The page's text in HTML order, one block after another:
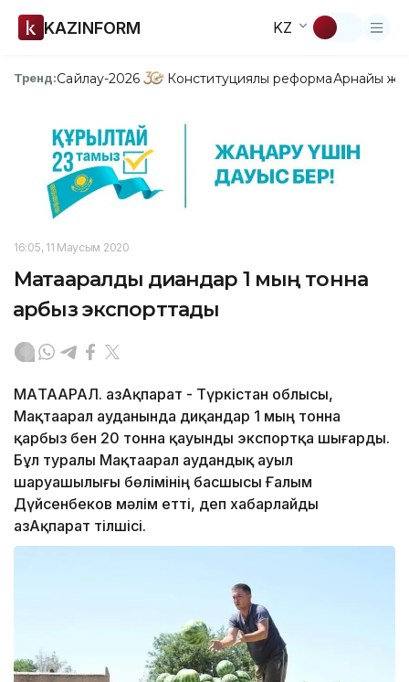
KAZINFORM KZ
Тренд:Сайлау-2026 Конституциялық реформаАрнайы
16:05, 11 Маусым 2020
Мақтааралдық диқандар 1 мың тонна
қарбыз экспорттады
МАҚТААРАЛ. ҚазАқпарат - Түркістан облысы,
Мақтаарал ауданында диқандар 1 мың тонна
қарбыз бен 20 тонна қауынды экспортқа шығарды.
Бұл туралы Мақтаарал аудандық ауыл
шаруашылығы бөлімінің басшысы Ғалым
Дүйсенбеков мәлім етті, деп хабарлайды
ҚазАқпарат тілшісі.